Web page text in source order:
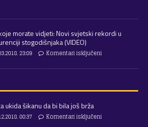
morate vidjeti: Novi svjetski rekordi u
stogodišnjaka (VIDEO)
23:09 Komentari isključeni
ukida šikanu da bi bila još brža
00:37 Komentari isključeni